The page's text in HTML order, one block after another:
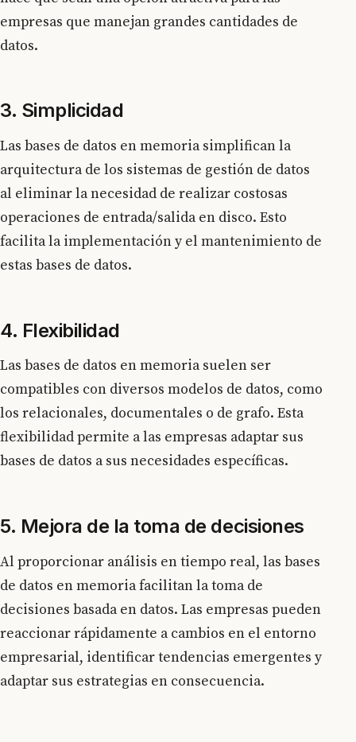
empresas que manejan grandes cantidades de
datos.
3. Simplicidad
Las bases de datos en memoria simplifican la
arquitectura de los sistemas de gestión de datos
al eliminar la necesidad de realizar costosas
operaciones de entrada/salida en disco. Esto
facilita la implementación y el mantenimiento de
estas bases de datos.
4. Flexibilidad
Las bases de datos en memoria suelen ser
compatibles con diversos modelos de datos, como
los relacionales, documentales o de grafo. Esta
flexibilidad permite a las empresas adaptar sus
bases de datos a sus necesidades específicas.
5. Mejora de la toma de decisiones
Al proporcionar análisis en tiempo real, las bases
de datos en memoria facilitan la toma de
decisiones basada en datos. Las empresas pueden
reaccionar rápidamente a cambios en el entorno
empresarial, identificar tendencias emergentes y
adaptar sus estrategias en consecuencia.